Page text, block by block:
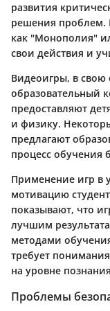
развития
решения проблем.
как "Монополия"
свои действия и
Видеоигры, в свою
образовательный
предоставляют
и физику.
предлагают
процесс обучения
Применение игр в
мотивацию
показывают, что
лучшим
методами
требует
на уровне
Проблемы